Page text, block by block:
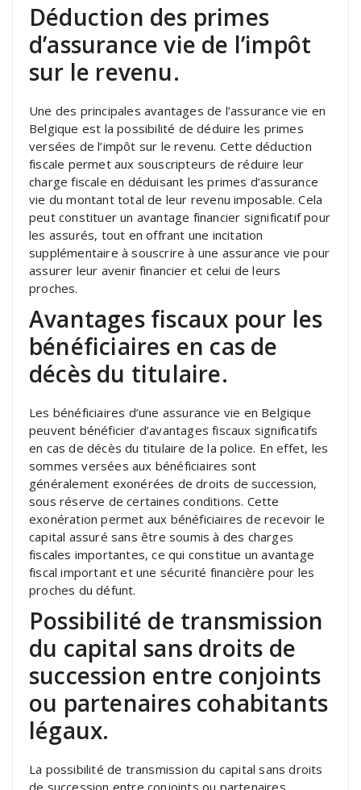
Déduction des primes
d’assurance vie de l’impôt
sur le revenu.
Une des principales avantages de l’assurance vie en
Belgique est la possibilité de déduire les primes
versées de l’impôt sur le revenu. Cette déduction
fiscale permet aux souscripteurs de réduire leur
charge fiscale en déduisant les primes d’assurance
vie du montant total de leur revenu imposable. Cela
peut constituer un avantage financier significatif pour
les assurés, tout en offrant une incitation
supplémentaire à souscrire à une assurance vie pour
assurer leur avenir financier et celui de leurs
proches.
Avantages fiscaux pour les
bénéficiaires en cas de
décès du titulaire.
Les bénéficiaires d’une assurance vie en Belgique
peuvent bénéficier d’avantages fiscaux significatifs
en cas de décès du titulaire de la police. En effet, les
sommes versées aux bénéficiaires sont
généralement exonérées de droits de succession,
sous réserve de certaines conditions. Cette
exonération permet aux bénéficiaires de recevoir le
capital assuré sans être soumis à des charges
fiscales importantes, ce qui constitue un avantage
fiscal important et une sécurité financière pour les
proches du défunt.
Possibilité de transmission
du capital sans droits de
succession entre conjoints
ou partenaires cohabitants
légaux.
La possibilité de transmission du capital sans droits
de succession entre conjoints ou partenaires